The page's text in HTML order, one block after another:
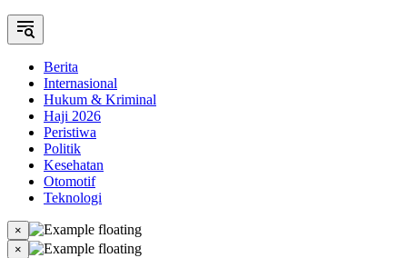
Berita
Internasional
Hukum & Kriminal
Haji 2026
Peristiwa
Politik
Kesehatan
Otomotif
Teknologi
×
×